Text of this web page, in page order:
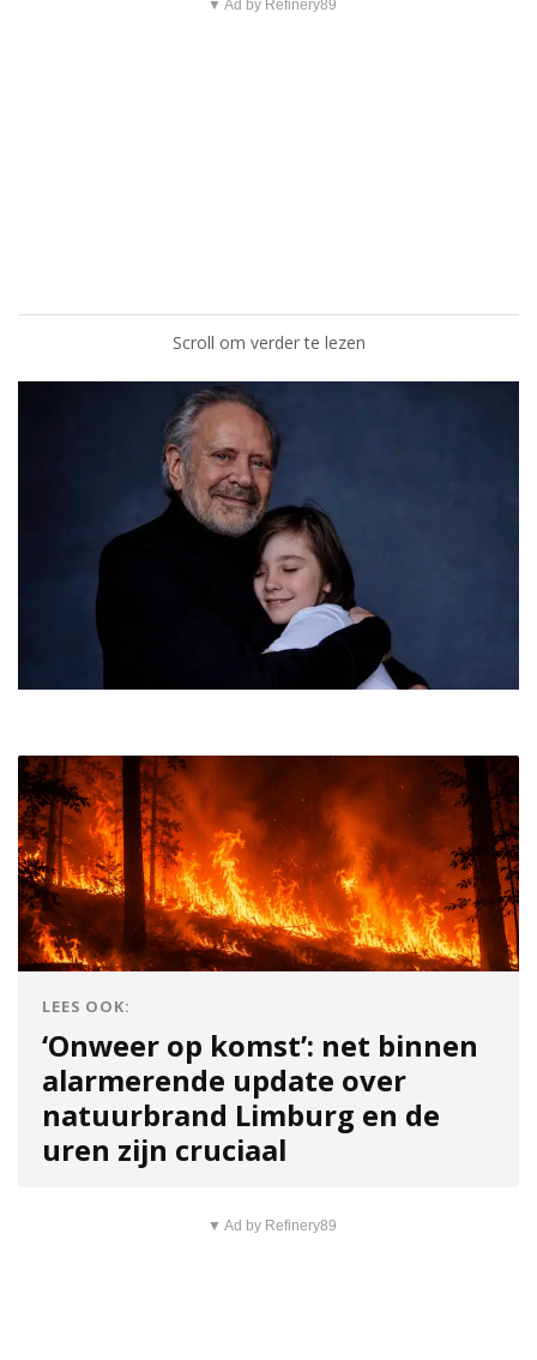
▼ Ad by Refinery89
Scroll om verder te lezen
LEES OOK:
‘Onweer op komst’: net binnen
alarmerende update over
natuurbrand Limburg en de
uren zijn cruciaal
▼ Ad by Refinery89